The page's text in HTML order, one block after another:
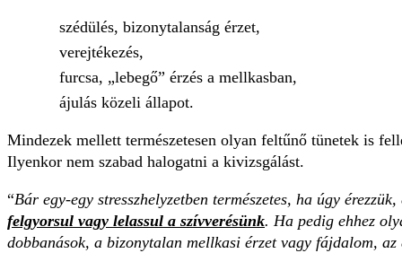
szédülés, bizonytalanság érzet,
verejtékezés,
furcsa, „lebegő” érzés a mellkasban,
ájulás közeli állapot.
Mindezek mellett természetesen olyan feltűnő tünetek is
Ilyenkor nem szabad halogatni a kivizsgálást.
“Bár egy-egy stresszhelyzetben természetes, ha úgy
felgyorsul vagy lelassul a szívverésünk. Ha pedig ehhez
dobbanások, a bizonytalan mellkasi érzet vagy fájdalom,